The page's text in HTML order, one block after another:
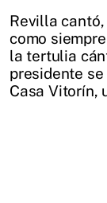
Revilla
como
la tertulia
presidente
Casa Vitorín,